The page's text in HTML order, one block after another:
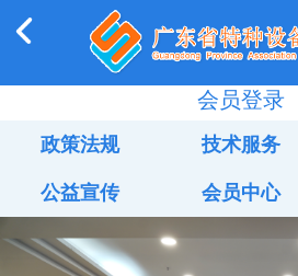
会员登录
政策法规 技术服务
公益宣传 会员中心